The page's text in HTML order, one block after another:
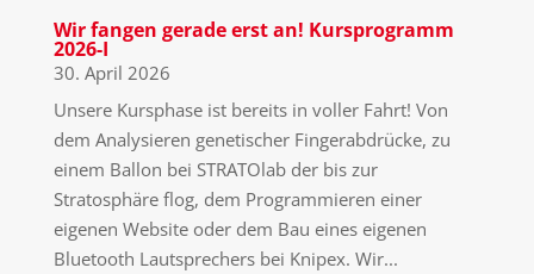
Wir fangen gerade erst an! Kursprogramm
2026-I
30. April 2026
Unsere Kursphase ist bereits in voller Fahrt! Von
dem Analysieren genetischer Fingerabdrücke, zu
einem Ballon bei STRATOlab der bis zur
Stratosphäre flog, dem Programmieren einer
eigenen Website oder dem Bau eines eigenen
Bluetooth Lautsprechers bei Knipex. Wir...